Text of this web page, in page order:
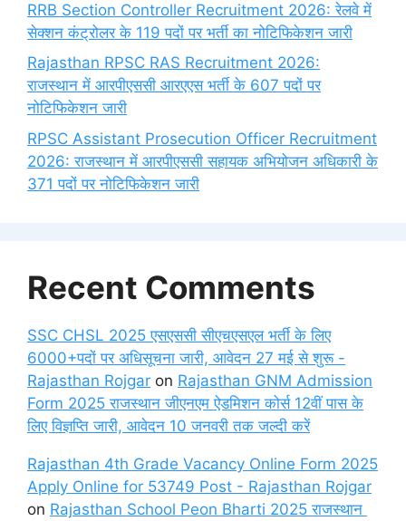
RRB Section Controller Recruitment 2026: रेलवे में
सेक्शन कंट्रोलर के 119 पदों पर भर्ती का नोटिफिकेशन जारी
Rajasthan RPSC RAS Recruitment 2026:
राजस्थान में आरपीएससी आरएएस भर्ती के 607 पदों पर
नोटिफिकेशन जारी
RPSC Assistant Prosecution Officer Recruitment
2026: राजस्थान में आरपीएससी सहायक अभियोजन अधिकारी के
371 पदों पर नोटिफिकेशन जारी
Recent Comments
SSC CHSL 2025 एसएससी सीएचएसएल भर्ती के लिए
6000+पदों पर अधिसूचना जारी, आवेदन 27 मई से शुरू -
Rajasthan Rojgar on Rajasthan GNM Admission
Form 2025 राजस्थान जीएनएम ऐडमिशन कोर्स 12वीं पास के
लिए विज्ञप्ति जारी, आवेदन 10 जनवरी तक जल्दी करें
Rajasthan 4th Grade Vacancy Online Form 2025
Apply Online for 53749 Post - Rajasthan Rojgar
on Rajasthan School Peon Bharti 2025 राजस्थान